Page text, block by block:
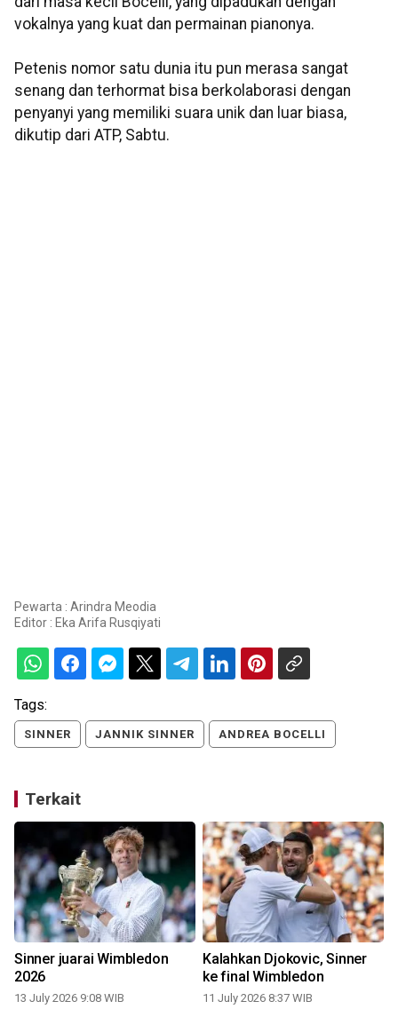
vokalnya yang kuat dan permainan pianonya.
Petenis nomor satu dunia itu pun merasa sangat
senang dan terhormat bisa berkolaborasi dengan
penyanyi yang memiliki suara unik dan luar biasa,
dikutip dari ATP, Sabtu.
Pewarta : Arindra Meodia
Editor : Eka Arifa Rusqiyati
Tags:
SINNER JANNIK SINNER ANDREA BOCELLI
Terkait
Sinner juarai Wimbledon
2026
13 July 2026 9:08 WIB
Kalahkan Djokovic, Sinner
ke final Wimbledon
11 July 2026 8:37 WIB